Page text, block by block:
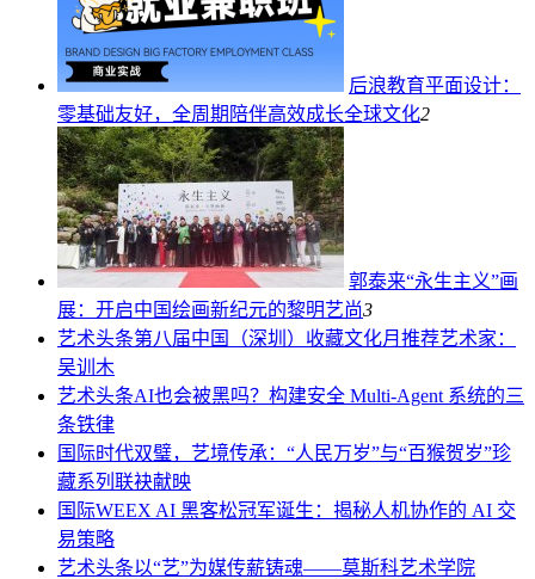
后浪教育平面设计：
零基础友好，全周期陪伴高效成长全球文化2
郭泰来“永生主义”画
展：开启中国绘画新纪元的黎明艺尚3
艺术头条第八届中国（深圳）收藏文化月推荐艺术家：
吴训木
艺术头条AI也会被黑吗？构建安全 Multi-Agent 系统的三
条铁律
国际时代双璧，艺境传承：“人民万岁”与“百猴贺岁”珍
藏系列联袂献映
国际WEEX AI 黑客松冠军诞生：揭秘人机协作的 AI 交
易策略
艺术头条以“艺”为媒传薪铸魂——莫斯科艺术学院